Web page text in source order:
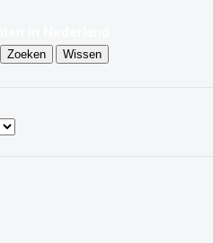
Zoeken Wissen